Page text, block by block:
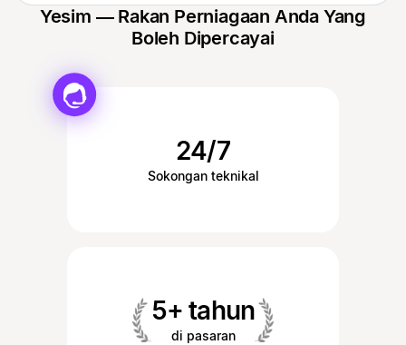
Yesim — Rakan Perniagaan Anda Yang
Boleh Dipercayai
24/7
Sokongan teknikal
5+ tahun
di pasaran